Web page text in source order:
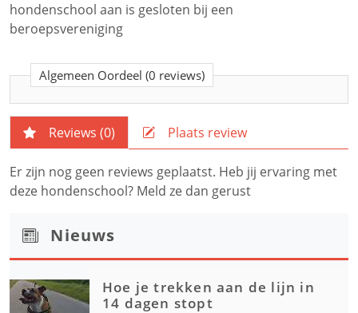
hondenschool aan is gesloten bij een
beroepsvereniging
Algemeen Oordeel (0 reviews)
Reviews (0) Plaats review
Er zijn nog geen reviews geplaatst. Heb jij ervaring met
deze hondenschool? Meld ze dan gerust
Nieuws
Hoe je trekken aan de lijn in
14 dagen stopt